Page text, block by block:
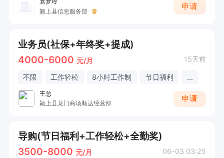
颍上县信息服务部
申请
业务员(社保+年终奖+提成)
4000-6000 元/月 15天前
不限 工作轻松 8小时工作制 节日福利 ...
王总
颍上县龙门商场顺达经营部
申请
导购(节日福利+工作轻松+全勤奖)
3500-8000 元/月 06-03 03:25